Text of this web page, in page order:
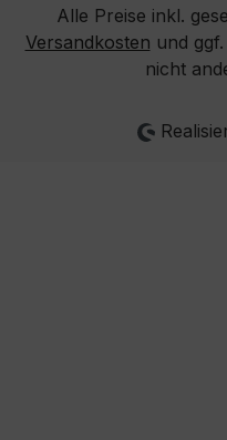
Alle Preise inkl.
Versandkosten und
nicht